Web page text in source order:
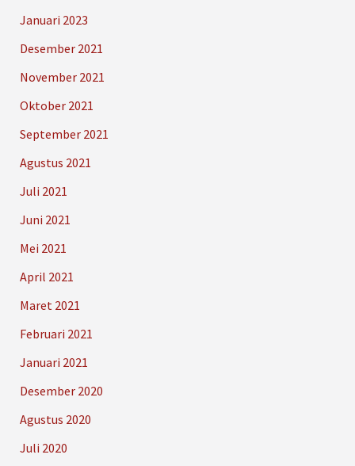
Januari 2023
Desember 2021
November 2021
Oktober 2021
September 2021
Agustus 2021
Juli 2021
Juni 2021
Mei 2021
April 2021
Maret 2021
Februari 2021
Januari 2021
Desember 2020
Agustus 2020
Juli 2020